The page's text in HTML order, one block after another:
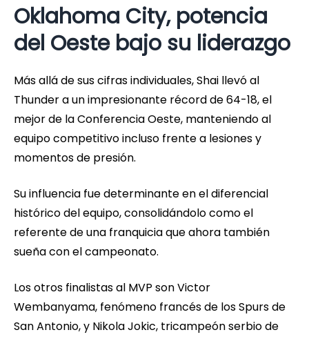
Oklahoma City, potencia
del Oeste bajo su liderazgo
Más allá de sus cifras individuales, Shai llevó al
Thunder a un impresionante récord de 64-18, el
mejor de la Conferencia Oeste, manteniendo al
equipo competitivo incluso frente a lesiones y
momentos de presión.
Su influencia fue determinante en el diferencial
histórico del equipo, consolidándolo como el
referente de una franquicia que ahora también
sueña con el campeonato.
Los otros finalistas al MVP son Victor
Wembanyama, fenómeno francés de los Spurs de
San Antonio, y Nikola Jokic, tricampeón serbio de